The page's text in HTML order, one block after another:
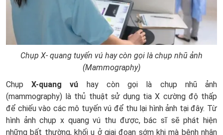
Chụp X- quang tuyến vú hay còn gọi là chụp nhũ ảnh
(Mammography)
ChụpX-quang vú hay còn gọi là chụp nhũ ảnh
(mammography) là thủ thuật sử dụng tia X cường độ thấp
để chiếu vào các mô tuyến vú để thu lại hình ảnh tại đây. Từ
hình ảnh chụp x quang vú thu được, bác sĩ sẽ phát hiện
những bất thường, khối u ở giai đoạn sớm khi mà bệnh nhân